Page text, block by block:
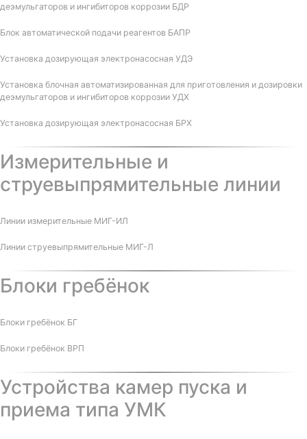
деэмульгаторов и ингибиторов коррозии БДР
Блок автоматической подачи реагентов БАПР
Установка дозирующая электронасосная УДЭ
Установка блочная автоматизированная для приготовления и дозировки
деэмульгаторов и ингибиторов коррозии УДХ
Установка дозирующая электронасосная БРХ
Измерительные и
струевыпрямительные линии
Линии измерительные МИГ-ИЛ
Линии струевыпрямительные МИГ-Л
Блоки гребёнок
Блоки гребёнок БГ
Блоки гребёнок ВРП
Устройства камер пуска и
приема типа УМК